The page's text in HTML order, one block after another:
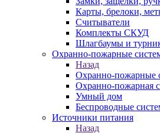
Карты, брелоки,
Считыватели
Комплекты СКУД
Шлагбаумы и
Охранно-пожарные
Назад
Охранно-пожарные
Охранно-пожарная
Умный дом
Беспроводные
Источники питания
Назад